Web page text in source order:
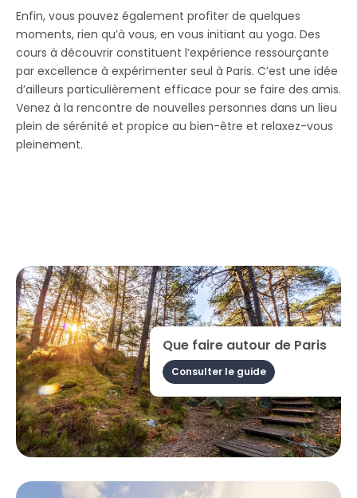
Enfin, vous pouvez également profiter de quelques
moments, rien qu’à vous, en vous initiant au yoga. Des
cours à découvrir constituent l’expérience ressourçante
par excellence à expérimenter seul à Paris. C’est une idée
d’ailleurs particulièrement efficace pour se faire des amis.
Venez à la rencontre de nouvelles personnes dans un lieu
plein de sérénité et propice au bien-être et relaxez-vous
pleinement.
Que faire autour de Paris
Consulter le guide